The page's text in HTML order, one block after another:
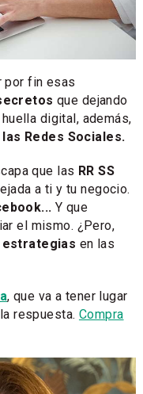
por fin esas
que dejando
digital, además,
Redes Sociales.
que las RR SS
a ti y tu negocio.
Y que
el mismo. ¿Pero,
estrategias en las
, que va a tener lugar
respuesta. Compra